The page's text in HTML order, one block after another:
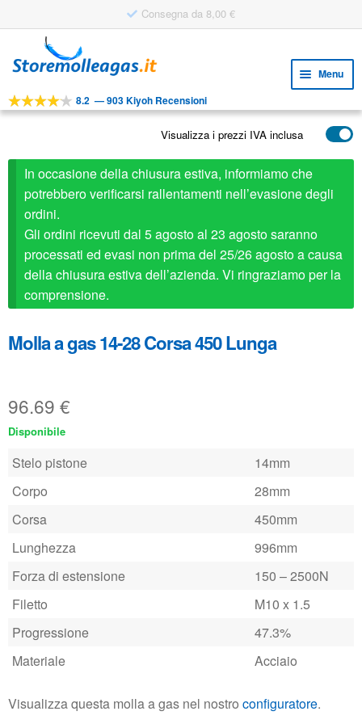
Consegna da 8,00 €
alla
al
Menu
STRUMENTI
il
menu
child
child
APPLICAZIONI
SERVIZIO CLIENTI
child
FAQ
8.2 —903 Kiyoh Recensioni
Visualizza i prezzi IVA inclusa
In occasione della chiusura estiva, informiamo che
potrebbero verificarsi rallentamenti nell’evasione degli
ordini.
Gli ordini ricevuti dal 5 agosto al 23 agosto saranno
processati ed evasi non prima del 25/26 agosto a causa
della chiusura estiva dell’azienda. Vi ringraziamo per la
comprensione.
Molla a gas 14-28 Corsa 450 Lunga
96.69 €
Disponibile
Stelo pistone
14mm
Corpo
28mm
Corsa
450mm
Lunghezza
996mm
Forza di estensione
150 – 2500N
Filetto
M10 x 1.5
Progressione
47.3%
Materiale
Acciaio
Visualizza questa molla a gas nel nostro configuratore.